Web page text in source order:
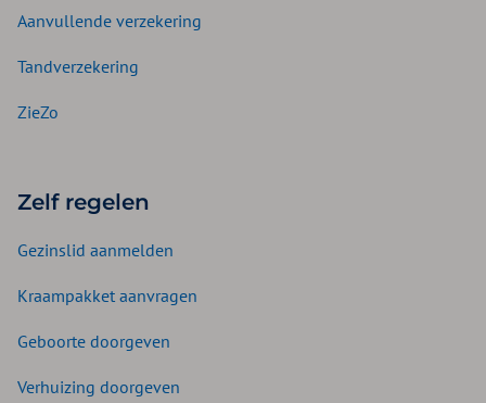
Aanvullende verzekering
Tandverzekering
ZieZo
Zelf regelen
Gezinslid aanmelden
Kraampakket aanvragen
Geboorte doorgeven
Verhuizing doorgeven